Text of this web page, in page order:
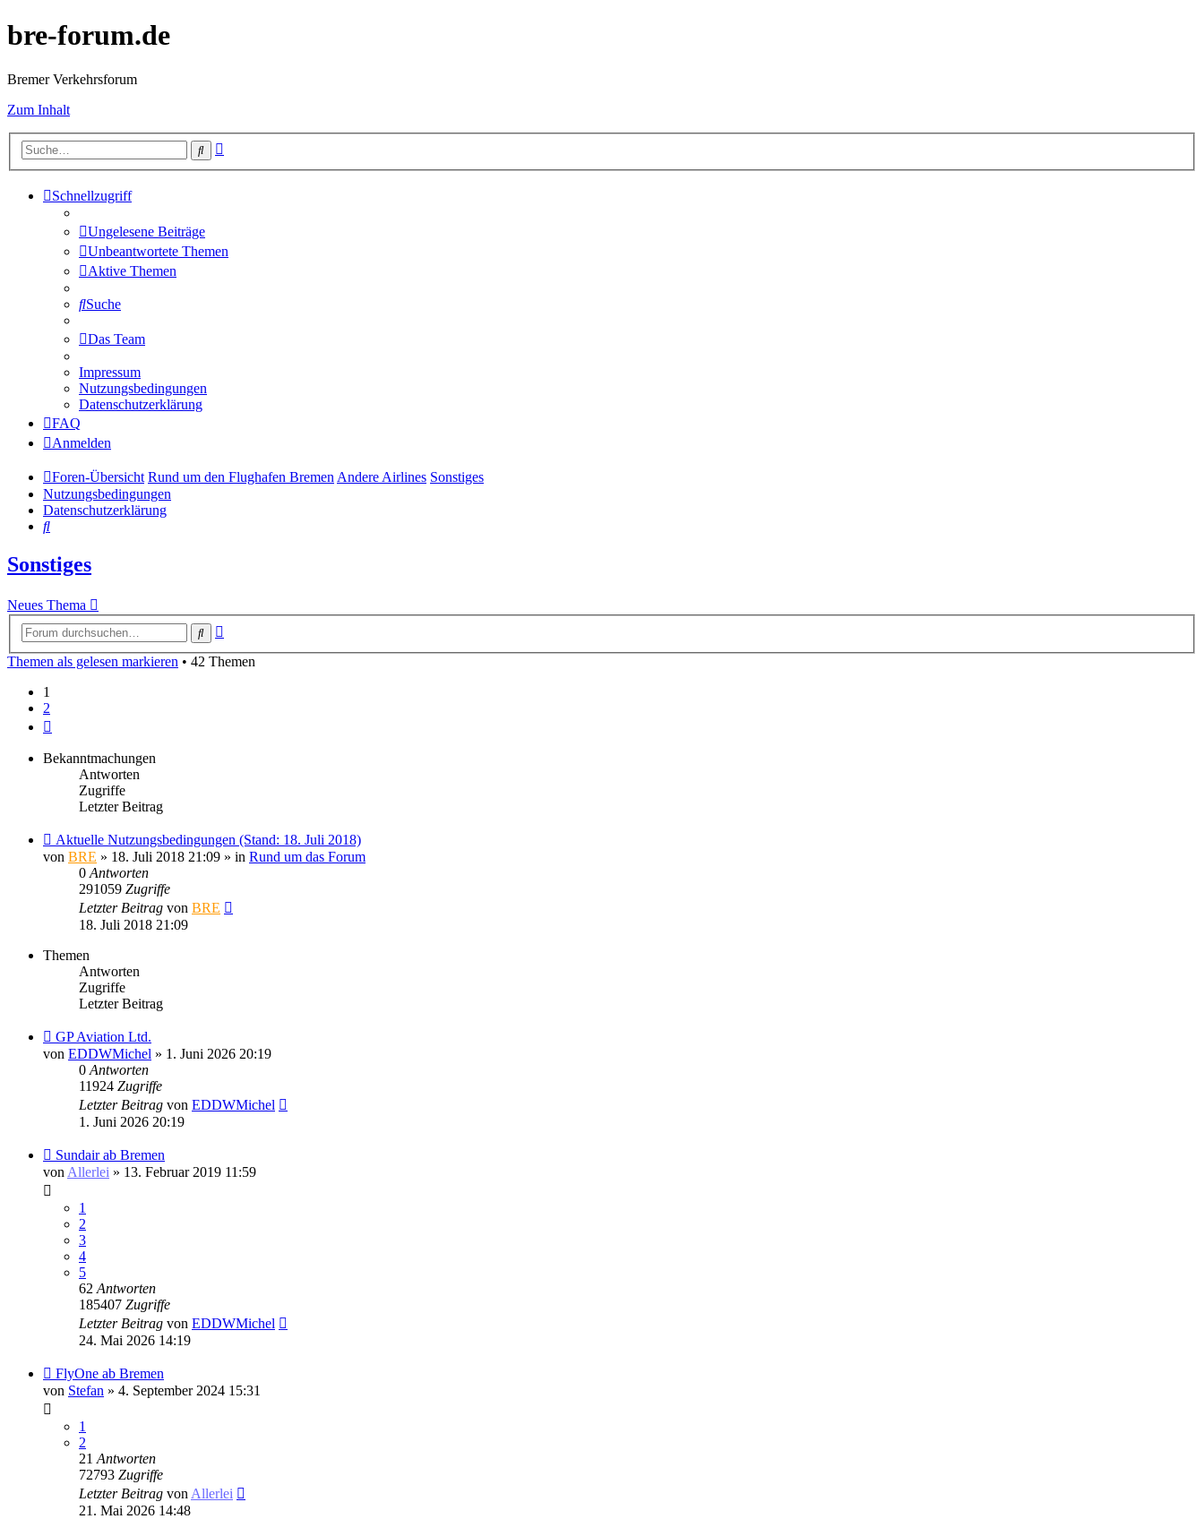
bre-forum.de
Bremer Verkehrsforum
Zum Inhalt
Suche
Schnellzugriff
Ungelesene Beiträge
Unbeantwortete Themen
Aktive Themen
Suche
Das Team
Impressum
Nutzungsbedingungen
Datenschutzerklärung
FAQ
Anmelden
Foren-Übersicht Rund um den Flughafen BremenAndere Airlines Sonstiges
Nutzungsbedingungen
Datenschutzerklärung
Suche
Sonstiges
Neues Thema
Suche
Themen als gelesen markieren • 42 Themen
1
2
Bekanntmachungen
Antworten
Zugriffe
Letzter Beitrag
Aktuelle Nutzungsbedingungen (Stand: 18. Juli 2018)
von BRE » 18. Juli 2018 21:09 » in Rund um das Forum
0 Antworten
291059 Zugriffe
Letzter Beitrag von BRE
18. Juli 2018 21:09
Themen
Antworten
Zugriffe
Letzter Beitrag
GP Aviation Ltd.
von EDDWMichel » 1. Juni 2026 20:19
0 Antworten
11924 Zugriffe
Letzter Beitrag von EDDWMichel
1. Juni 2026 20:19
Sundair ab Bremen
von Allerlei » 13. Februar 2019 11:59
1
2
3
4
5
62 Antworten
185407 Zugriffe
Letzter Beitrag von EDDWMichel
24. Mai 2026 14:19
FlyOne ab Bremen
von Stefan » 4. September 2024 15:31
1
2
21 Antworten
72793 Zugriffe
Letzter Beitrag von Allerlei
21. Mai 2026 14:48